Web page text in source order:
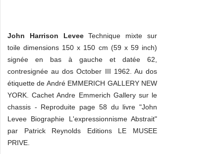
John Harrison LeveeTechnique mixte sur
toile dimensions 150 x 150 cm (59 x 59 inch)
signée en bas à gauche et datée 62,
contresignée au dos October III 1962. Au dos
étiquette de André EMMERICH GALLERY NEW
YORK. Cachet Andre Emmerich Gallery sur le
chassis - Reproduite page 58 du livre "John
Levee Biographie L'expressionnisme Abstrait"
par Patrick Reynolds Editions LE MUSEE
PRIVE.